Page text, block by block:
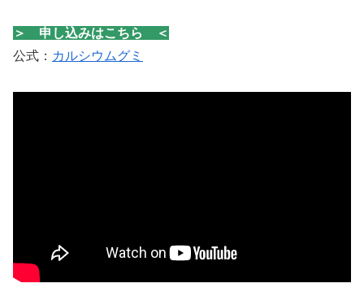
＞ 申し込みはこちら ＜
公式： カルシウムグミ